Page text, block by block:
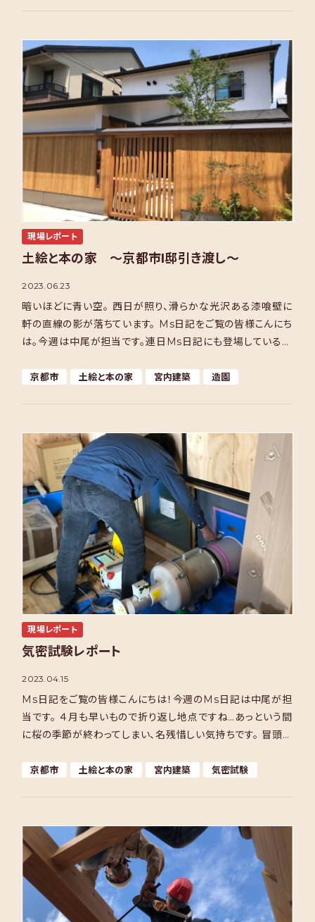
現場レポート
土絵と本の家 ～京都市I邸引き渡し～
2023.06.23
暗いほどに青い空。 西日が照り、滑らかな光沢ある漆喰壁に
軒の直線の影が落ちています。 Ms日記をご覧の皆様こんにち
は。今週は中尾が担当です。連日Ms日記にも登場している京
京都市 土絵と本の家 宮内建築 造園
現場レポート
気密試験レポート
2023.04.15
Ms日記をご覧の皆様こんにちは！今週のMs日記は中尾が担
当です。 ４月も早いもので折り返し地点ですね…あっという間
に桜の季節が終わってしまい、名残惜しい気持ちです。 冒頭の
京都市 土絵と本の家 宮内建築 気密試験